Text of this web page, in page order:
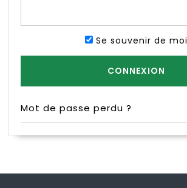
Se souvenir de moi
Mot de passe perdu ?